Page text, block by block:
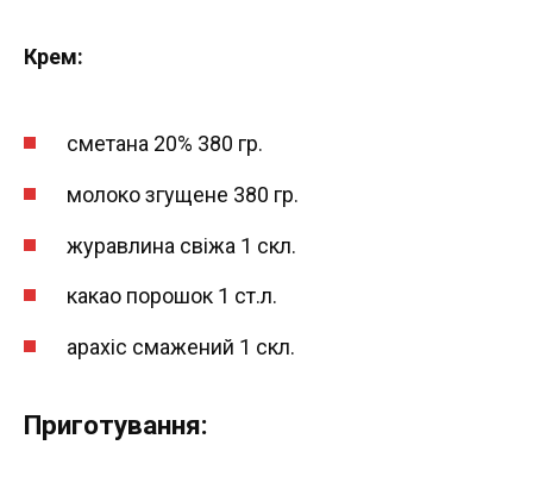
Крем:
сметана 20% 380 гр.
молоко згущене 380 гр.
журавлина свіжа 1 скл.
какао порошок 1 ст.л.
арахіс смажений 1 скл.
Приготування: